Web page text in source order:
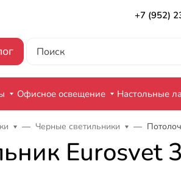
+7 (952)
Офисное освещение Настольные
Черные светильники
Eurosvet